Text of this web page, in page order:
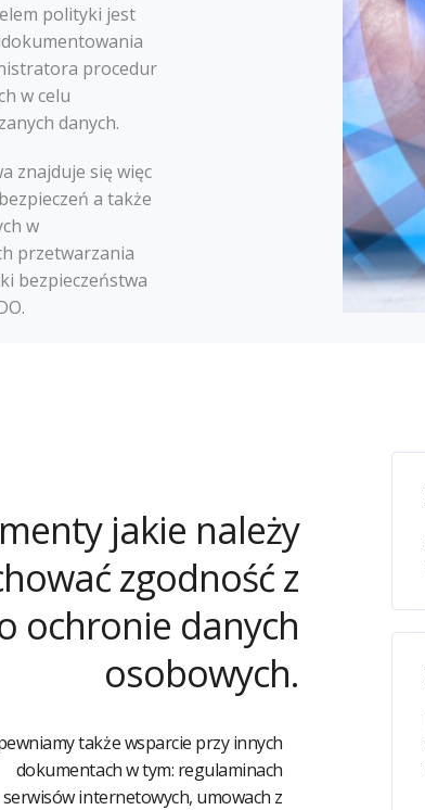
polityki jest
procedur
w celu
danych.
znajduje się więc
a także
w
przetwarzania
bezpieczeństwa
jakie należy
zgodność z
ochronie danych
osobowych.
także wsparcie przy innych
dokumentach w tym: regulaminach
serwisów internetowych, umowach z